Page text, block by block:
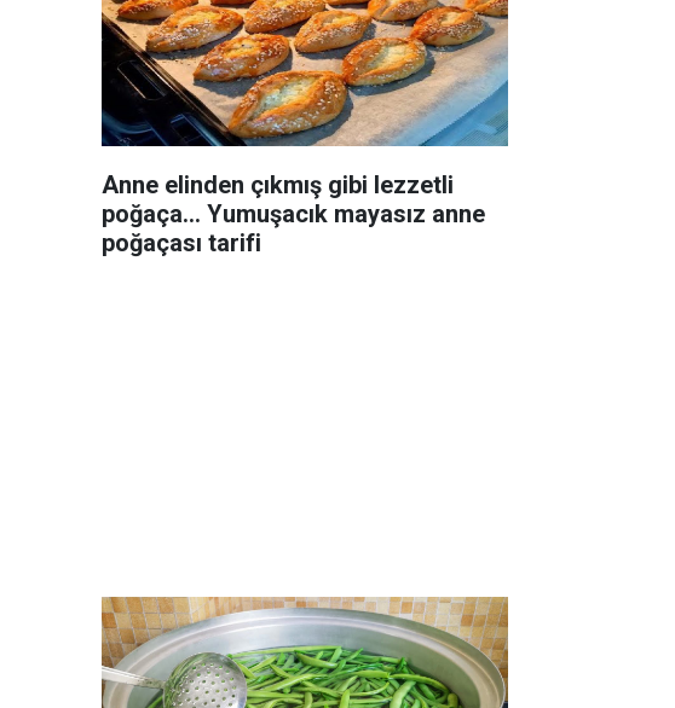
Anne elinden çıkmış gibi lezzetli
poğaça... Yumuşacık mayasız anne
poğaçası tarifi